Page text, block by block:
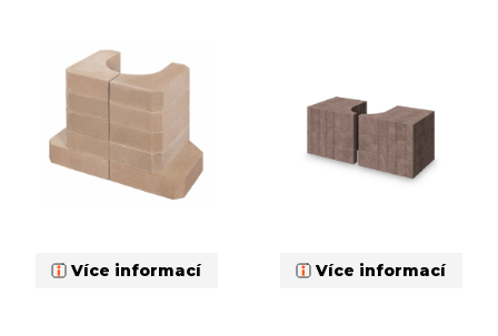
Více informací Více informací